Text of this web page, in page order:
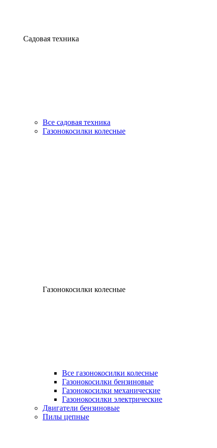
Садовая техника
Все садовая техника
Газонокосилки колесные
Газонокосилки колесные
Все газонокосилки колесные
Газонокосилки бензиновые
Газонокосилки механические
Газонокосилки электрические
Двигатели бензиновые
Пилы цепные